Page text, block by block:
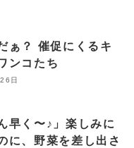
ぁ？ 催促にくるキ
ンコたち
日
早く〜♪」楽しみに
に、野菜を差し出さ